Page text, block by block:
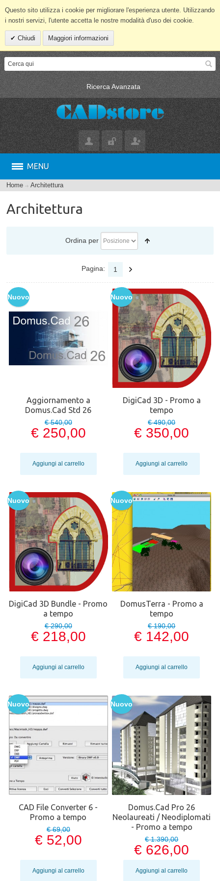
Questo sito utilizza i cookie per migliorare l'esperienza utente. Utilizzando
i nostri servizi, l'utente accetta le nostre modalità d'uso dei cookie.
Chiudi Maggiori informazioni
Ricerca Avanzata
MENU
Home Architettura
Architettura
Ordina per
Pagina: 1
Nuovo
Aggiornamento a
Domus.Cad Std 26
€ 540,00
€ 250,00
Aggiungi al carrello
Nuovo
DigiCad 3D - Promo a
tempo
€ 490,00
€ 350,00
Aggiungi al carrello
Nuovo
DigiCad 3D Bundle - Promo
a tempo
€ 290,00
€ 218,00
Aggiungi al carrello
Nuovo
DomusTerra - Promo a
tempo
€ 190,00
€ 142,00
Aggiungi al carrello
Nuovo
CAD File Converter 6 -
Promo a tempo
€ 69,00
€ 52,00
Aggiungi al carrello
Nuovo
Domus.Cad Pro 26
Neolaureati / Neodiplomati
- Promo a tempo
€ 1.390,00
€ 626,00
Aggiungi al carrello